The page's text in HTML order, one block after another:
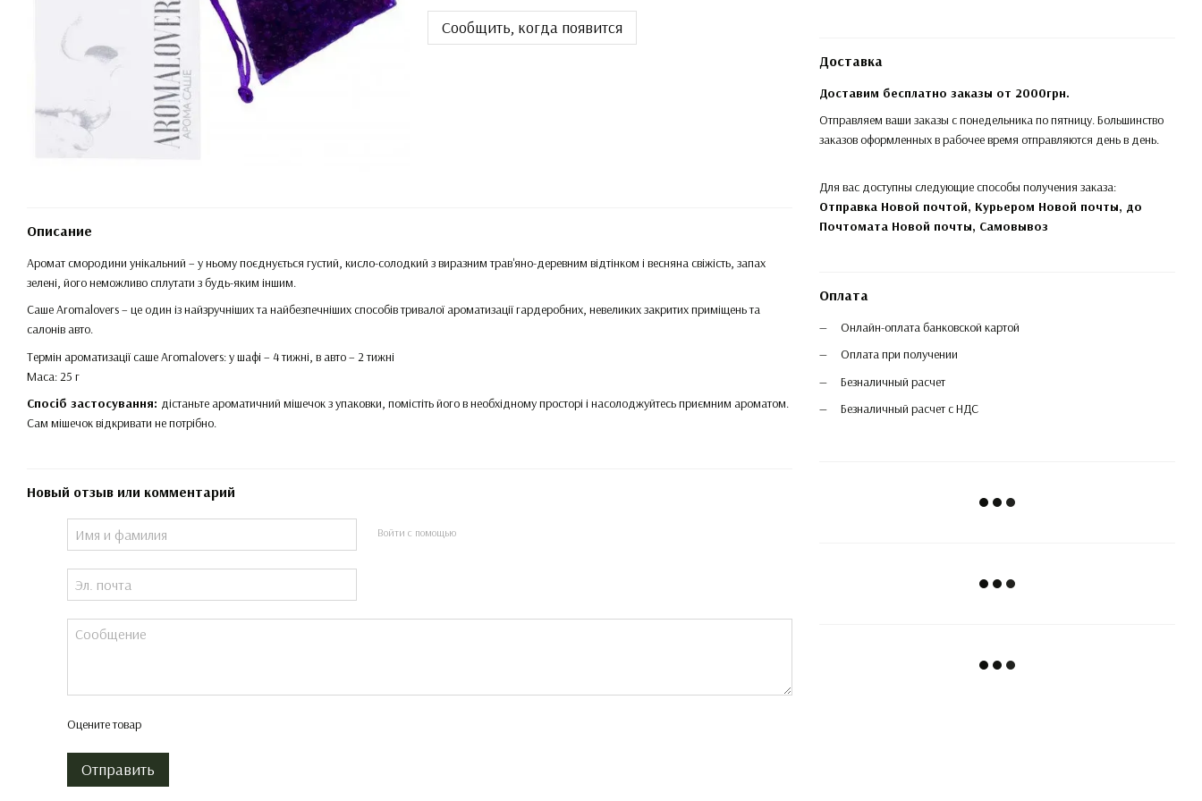
Сообщить, когда появится
Доставка
Доставим бесплатно заказы от 2000грн.
Отправляем ваши заказы с понедельника по пятницу. Большинство
заказов оформленных в рабочее время отправляются день в день.
Для вас доступны следующие способы получения заказа:
Отправка Новой почтой, Курьером Новой почты, до
Почтомата Новой почты, Самовывоз
Оплата
Онлайн-оплата банковской картой
Оплата при получении
Безналичный расчет
Безналичный расчет с НДС
Описание
Аромат смородини унікальний – у ньому поєднується густий, кисло-солодкий з виразним трав'яно-деревним відтінком і весняна свіжість, запах
зелені, його неможливо сплутати з будь-яким іншим.
Саше Aromalovers – це один із найзручніших та найбезпечніших способів тривалої ароматизації гардеробних, невеликих закритих приміщень та
салонів авто.
Термін ароматизації саше Aromalovers: у шафі – 4 тижні, в авто – 2 тижні
Маса: 25 г
Спосіб застосування: дістаньте ароматичний мішечок з упаковки, помістіть його в необхідному просторі і насолоджуйтесь приємним ароматом.
Сам мішечок відкривати не потрібно.
Новый отзыв или комментарий
Войти с помощью
Оцените товар
Отправить